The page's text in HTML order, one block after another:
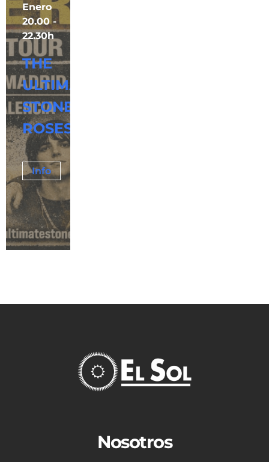
Enero
20.00 -
22.30h
THE
ULTIMATE
STONE
ROSES
Info
Nosotros